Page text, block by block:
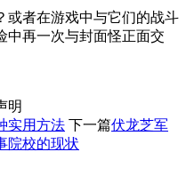
或者在游戏中与它们的战斗
中再一次与封面怪正面交
实用方法 下一篇伏龙芝军
院校的现状